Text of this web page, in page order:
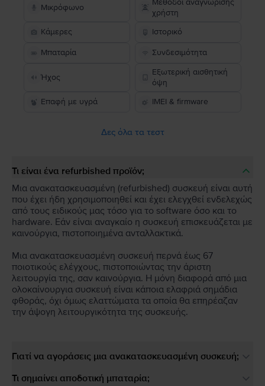
Μικρόφωνο
Μέθοδοι αναγνώρισης
χρήστη
Κάμερες
Ιστορικό
Μπαταρία Συνδεσιμότητα
Ήχος
Εξωτερική αισθητική
όψη
Επαφή με υγρά
IMEI & firmware
Δες όλα τα τεστ
Τι είναι ένα refurbished προϊόν;
Μια ανακατασκευασμένη (refurbished) συσκευή είναι αυτή
που έχει ήδη χρησιμοποιηθεί και έχει ελεγχθεί ενδελεχώς
από τους ειδικούς μας τόσο για το software όσο και το
hardware. Εάν είναι αναγκαίο η συσκευή επισκευάζεται με
καινούργια, πιστοποιημένα ανταλλακτικά.
Μια ανακατασκευασμένη συσκευή περνά έως 67
ποιοτικούς ελέγχους, πιστοποιώντας την άριστη
λειτουργία της, σαν καινούργια. Η μόνη διαφορά από μια
ολοκαίνουργια συσκευή είναι κάποια ελαφριά σημάδια
φθοράς, όχι όμως ελαττώματα τα οποία θα επηρέαζαν
την άψογη λειτουργικότητα της συσκευής.
Γιατί να αγοράσεις μια ανακατασκευασμένη συσκευή;
Τι σημαίνει αποδοτική μπαταρία;